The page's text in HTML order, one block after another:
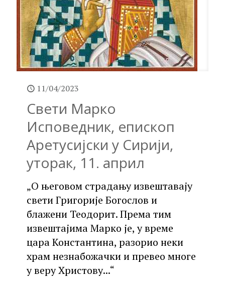
11/04/2023
Свети Марко
Исповедник, епископ
Аретусијски у Сирији,
уторак, 11. април
„О његовом страдању извештавају
свети Григорије Богослов и
блажени Теодорит. Према тим
извештајима Марко је, у време
цара Константина, разорио неки
храм незнабожачки и превео многе
у веру Христову...“